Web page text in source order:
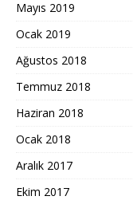
Mayıs 2019
Ocak 2019
Ağustos 2018
Temmuz 2018
Haziran 2018
Ocak 2018
Aralık 2017
Ekim 2017